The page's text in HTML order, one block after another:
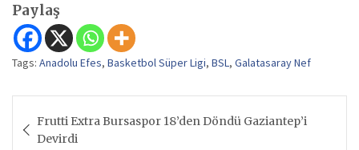
Paylaş
Tags: Anadolu Efes, Basketbol Süper Ligi, BSL, Galatasaray Nef
gezinmesi
Frutti Extra Bursaspor 18’den Döndü Gaziantep’i
Devirdi